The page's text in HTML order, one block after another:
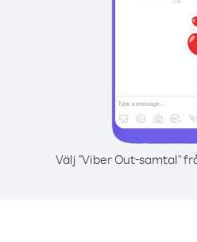
Välj "Viber Out-samtal"